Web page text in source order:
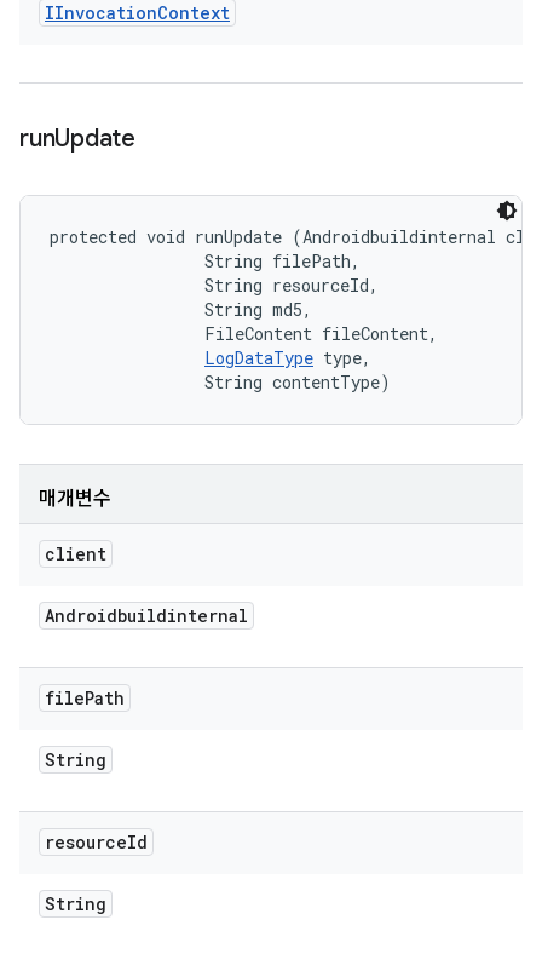
IInvocationContext
runUpdate
protected void runUpdate (Androidbuildinternal
                String filePath,
                String resourceId,
                String md5,
                FileContent fileContent,
LogDataType type,
                String contentType)
매개변수
client
Androidbuildinternal
filePath
String
resourceId
String